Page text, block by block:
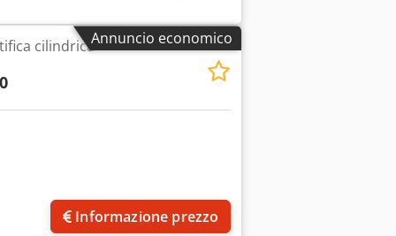
Annuncio economico
cilindrica
Informazione prezzo